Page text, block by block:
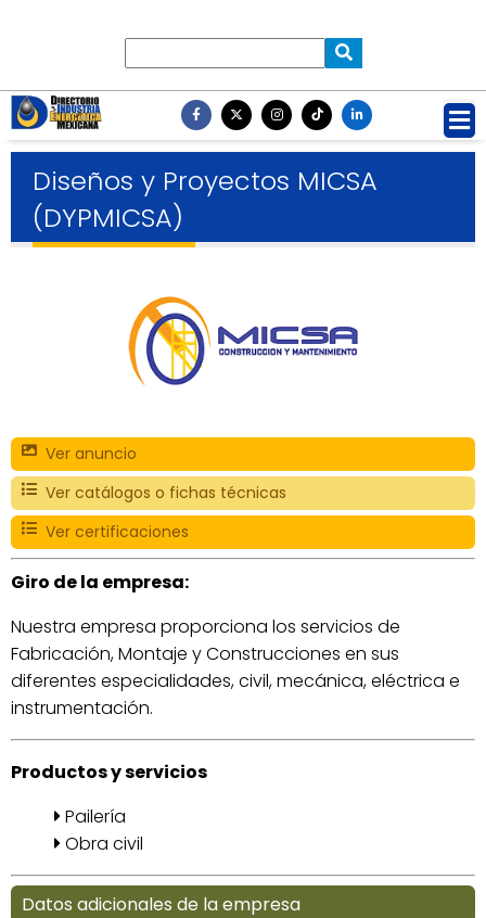
Diseños y Proyectos MICSA
(DYPMICSA)
Ver anuncio
Ver catálogos o fichas técnicas
Ver certificaciones
Giro de la empresa:
Nuestra empresa proporciona los servicios de
Fabricación, Montaje y Construcciones en sus
diferentes especialidades, civil, mecánica, eléctrica e
instrumentación.
Productos y servicios
Pailería
Obra civil
Datos adicionales de la empresa